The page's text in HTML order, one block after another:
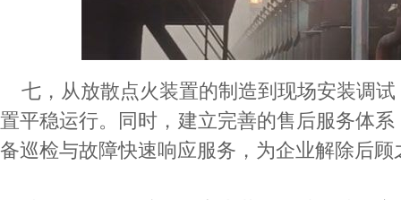
七，从放散点火装置的制造到现场安装调
置平稳运行。同时，建立完善的售后服务体
备巡检与故障快速响应服务，为企业解除后顾